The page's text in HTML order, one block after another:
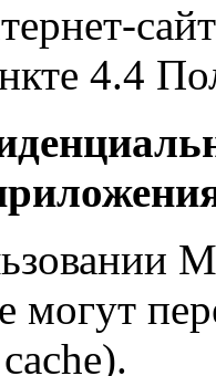
4.4
могут